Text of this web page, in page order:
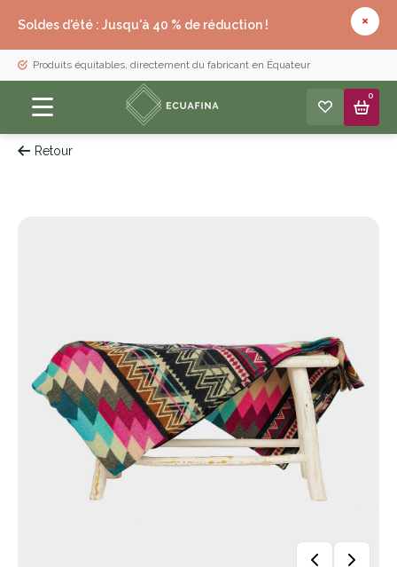
Soldes d'été : Jusqu'à 40 % de réduction !
Produits équitables, directement du fabricant en Équateur
0
Retour